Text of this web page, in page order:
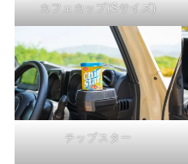
カフェカップ(Sサイズ)
チップスター